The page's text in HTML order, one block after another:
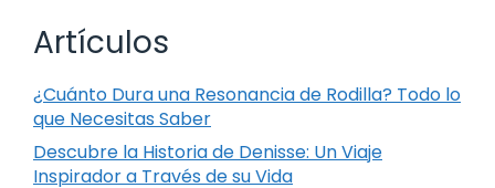
Artículos
¿Cuánto Dura una Resonancia de Rodilla? Todo lo
que Necesitas Saber
Descubre la Historia de Denisse: Un Viaje
Inspirador a Través de su Vida